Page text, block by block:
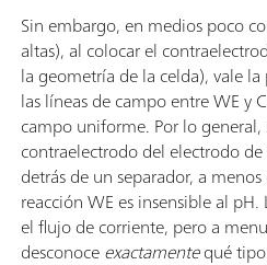
Sin embargo, en medios poco
altas), al colocar el
la geometría de la celda), vale
las líneas de campo entre WE y
campo uniforme. Por lo
contraelectrodo del electrodo
detrás de un separador, a
reacción WE es insensible al
el flujo de corriente, pero a
desconoceexactamentequé tipo